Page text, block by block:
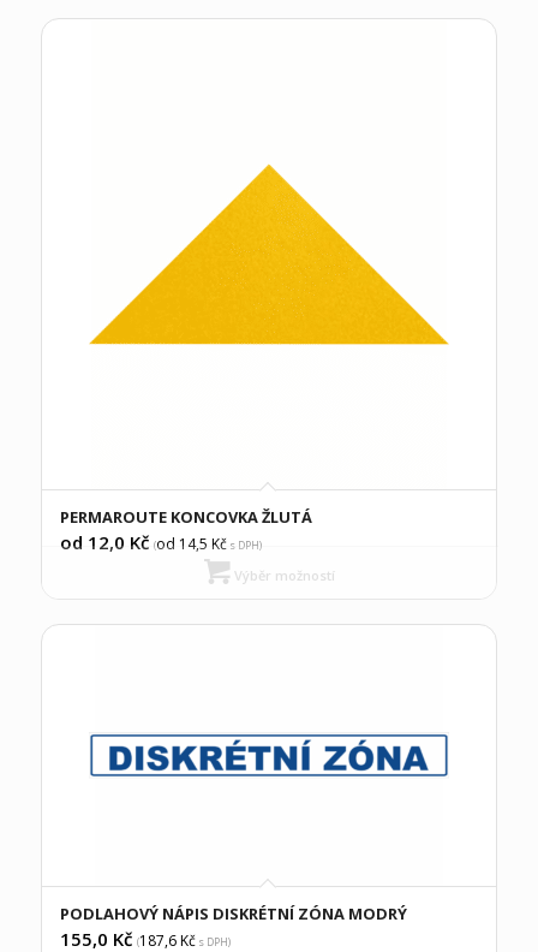
PERMAROUTE KONCOVKA ŽLUTÁ
od 12,0 Kč (od 14,5 Kčs DPH)
Výběr možností
PODLAHOVÝ NÁPIS DISKRÉTNÍ ZÓNA MODRÝ
155,0 Kč (187,6Kčs DPH)